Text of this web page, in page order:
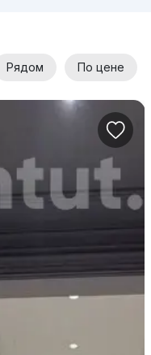
Рядом По цене